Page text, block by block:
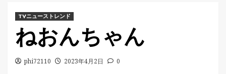
TVニューストレンド
ねおんちゃん
phi72110 2023年4月2日 0